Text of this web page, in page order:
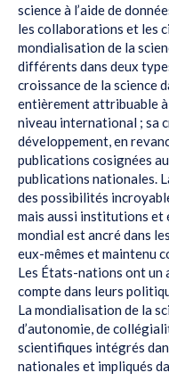
science à l’aide de
les collaborations et les
mondialisation de la
différents dans deux
croissance de la science
entièrement attribuable
niveau international ; sa
développement, en
publications cosignées
publications nationales.
des possibilités
mais aussi institutions et
mondial est ancré dans
eux-mêmes et maintenu
Les États-nations ont un
compte dans leurs
La mondialisation de la
d’autonomie, de
scientifiques intégrés
nationales et impliqués